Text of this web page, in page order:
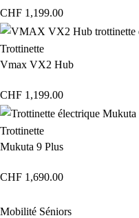
CHF 1,199.00
Trottinette
Vmax VX2 Hub
CHF 1,199.00
Trottinette
Mukuta 9 Plus
CHF 1,690.00
Mobilité Séniors